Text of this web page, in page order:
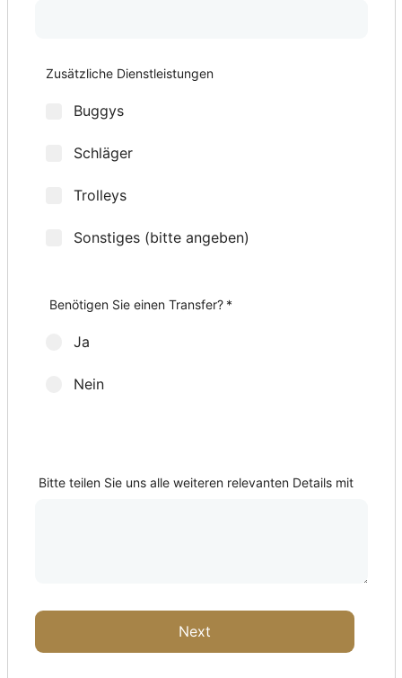
2. Spieltermin*
Bevorzugte Startzeit *
3. Spieltermin*
Bevorzugte Startzeit *
4. Spieltermin*
Bevorzugte Startzeit *
5. Spieltermin*
Bevorzugte Startzeit *
Zusätzliche Dienstleistungen
Buggys
Schläger
Trolleys
Sonstiges (bitte angeben)
Wie viele Golfschläger-Sets möchten Sie?
Herren-Sets *
Damen-Sets *
Weitere Zusatzleistungen
Benötigen Sie einen Transfer? *
Ja
Nein
Bitte teilen Sie uns alle weiteren relevanten Details mit
Next